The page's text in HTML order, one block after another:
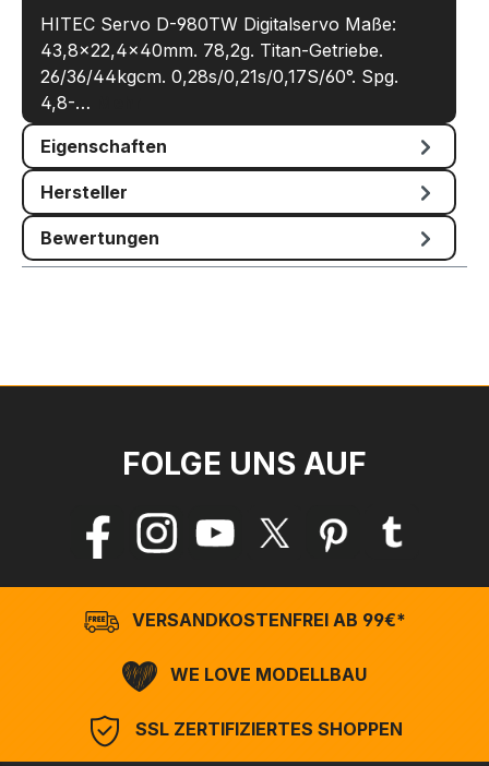
HITEC Servo D-980TW Digitalservo Maße:
43,8x22,4x40mm. 78,2g. Titan-Getriebe.
26/36/44kgcm. 0,28s/0,21s/0,17S/60°. Spg.
4,8-…
Eigenschaften
Hersteller
Bewertungen
FOLGE UNS AUF
VERSANDKOSTENFREI AB 99€*
WE LOVE MODELLBAU
SSL ZERTIFIZIERTES SHOPPEN